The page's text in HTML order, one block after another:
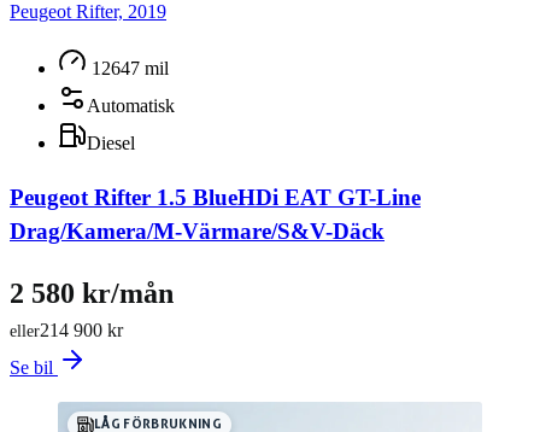
Peugeot Rifter, 2019
12647 mil
Automatisk
Diesel
Peugeot Rifter 1.5 BlueHDi EAT GT-Line
Drag/Kamera/M-Värmare/S&V-Däck
214 900 kr
eller
2 580 kr/mån
Se bil
LÅG FÖRBRUKNING